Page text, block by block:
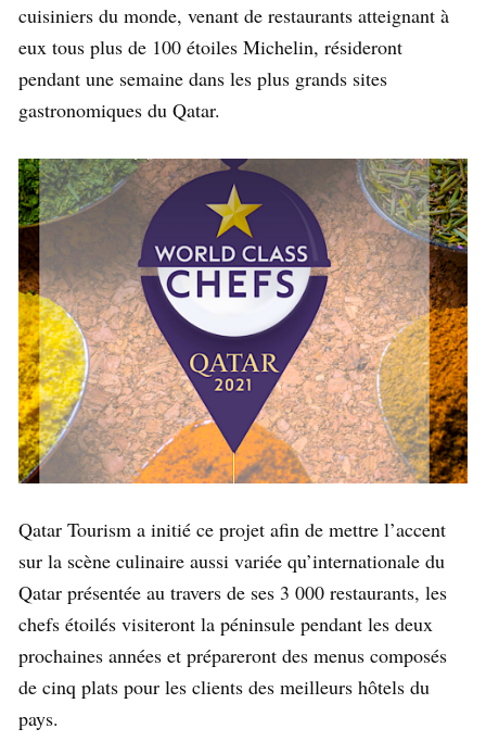
cuisiniers du monde, venant de restaurants atteignant à
eux tous plus de 100 étoiles Michelin, résideront
pendant une semaine dans les plus grands sites
gastronomiques du Qatar.
Qatar Tourism a initié ce projet afin de mettre l’accent
sur la scène culinaire aussi variée qu’internationale du
Qatar présentée au travers de ses 3 000 restaurants, les
chefs étoilés visiteront la péninsule pendant les deux
prochaines années et prépareront des menus composés
de cinq plats pour les clients des meilleurs hôtels du
pays.